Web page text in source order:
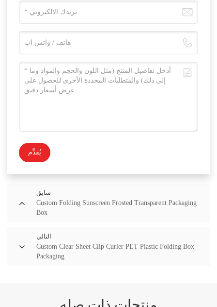
يُقدِّم
سابق
Custom Folding Sunscreen Frosted Transparent Packaging
Box
التالي
Custom Clear Sheet Clip Curler PET Plastic Folding Box
Packaging